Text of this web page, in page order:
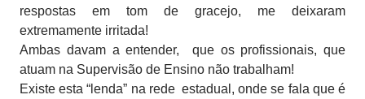
respostas em tom de gracejo, me deixaram
extremamente irritada!
Ambas davam a entender,
que os profissionais, que
atuam na Supervisão de Ensino não trabalham!
Existe esta “lenda” na rede estadual, onde se fala que é